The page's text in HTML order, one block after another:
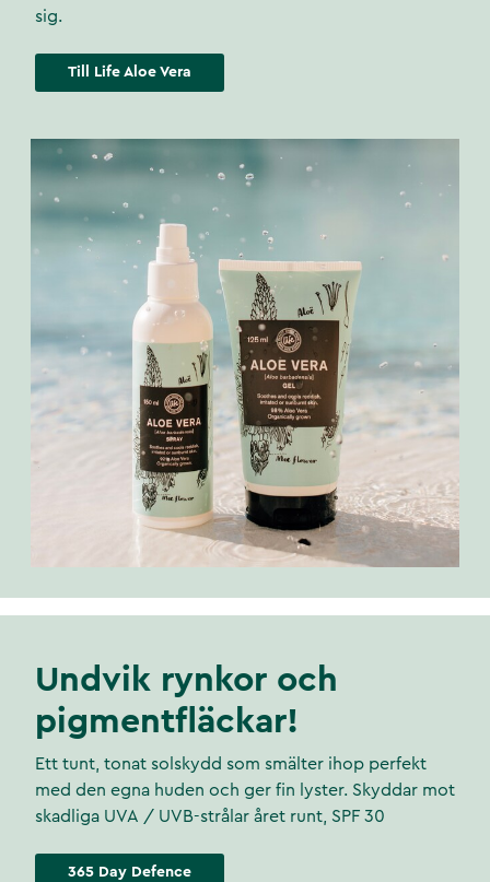
sig.
Till Life Aloe Vera
Undvik rynkor och
pigmentfläckar!
Ett tunt, tonat solskydd som smälter ihop perfekt
med den egna huden och ger fin lyster. Skyddar mot
skadliga UVA / UVB-strålar året runt, SPF 30
365 Day Defence